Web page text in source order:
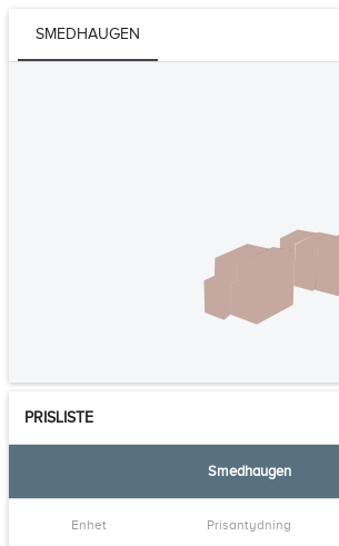
SMEDHAUGEN
PRISLISTE
Smedhaugen
Enhet Prisantydning